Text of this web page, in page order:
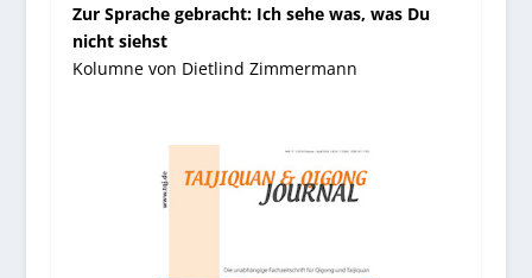
Zur Sprache gebracht: Ich sehe was, was Du
nicht siehst
Kolumne von Dietlind Zimmermann